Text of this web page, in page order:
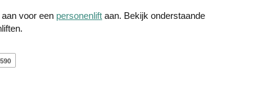
voor een personenlift aan. Bekijk onderstaande
590